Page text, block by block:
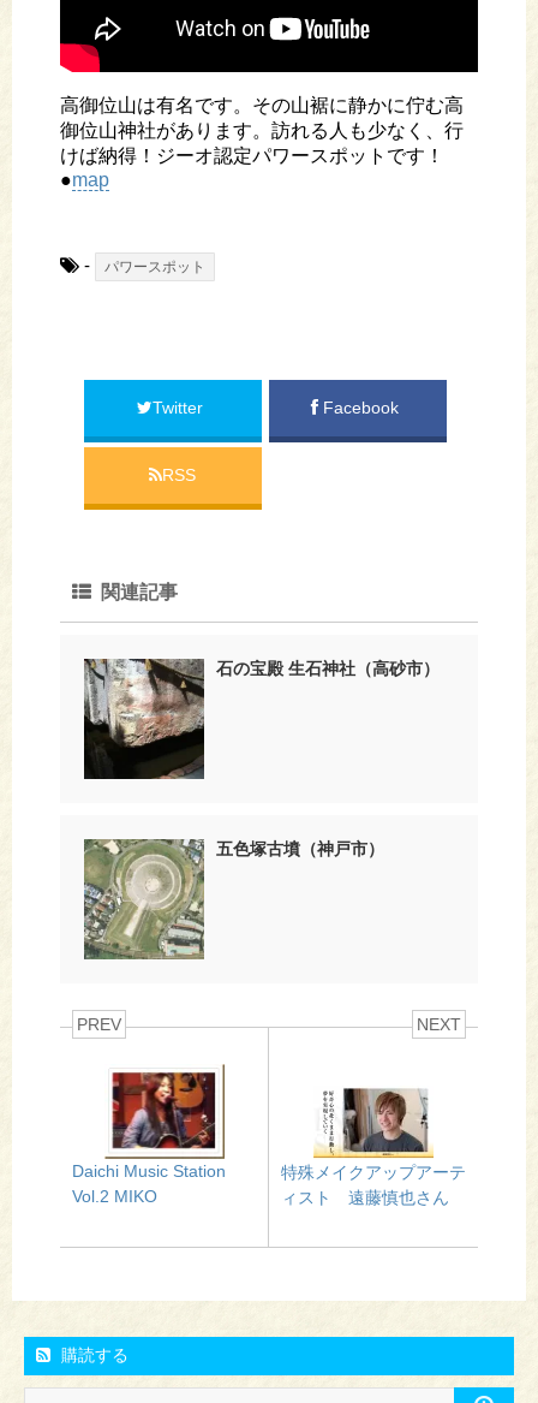
高御位山は有名です。その山裾に静かに佇む高
御位山神社があります。訪れる人も少なく、行
けば納得！ジーオ認定パワースポットです！
●map
- パワースポット
Twitter Facebook
RSS
関連記事
石の宝殿 生石神社（高砂市）
五色塚古墳（神戸市）
PREV
Daichi Music Station
Vol.2 MIKO
NEXT
特殊メイクアップアーテ
ィスト 遠藤慎也さん
購読する